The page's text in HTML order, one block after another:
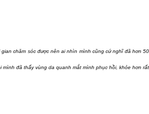
chăm sóc được nên ai nhìn mình cũng cứ nghĩ đã hơn 50
mình đã thấy vùng da quanh mắt mình phục hồi, khỏe hơn rất